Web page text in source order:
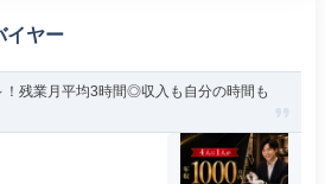
イヤー
残業月平均3時間◎収入も自分の時間も